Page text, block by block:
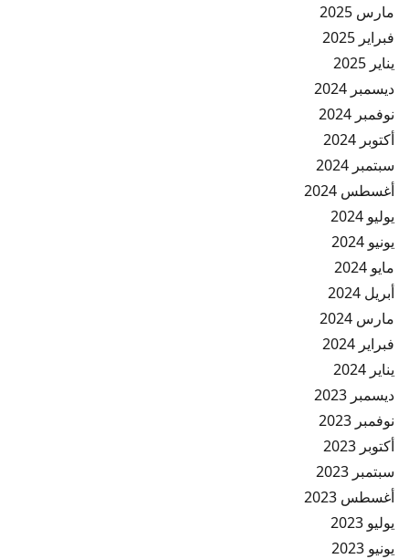
مارس 2025
فبراير 2025
يناير 2025
ديسمبر 2024
نوفمبر 2024
أكتوبر 2024
سبتمبر 2024
أغسطس 2024
يوليو 2024
يونيو 2024
مايو 2024
أبريل 2024
مارس 2024
فبراير 2024
يناير 2024
ديسمبر 2023
نوفمبر 2023
أكتوبر 2023
سبتمبر 2023
أغسطس 2023
يوليو 2023
يونيو 2023